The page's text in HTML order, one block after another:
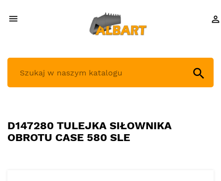
 

D147280 TULEJKA SIŁOWNIKA
OBROTU CASE 580 SLE